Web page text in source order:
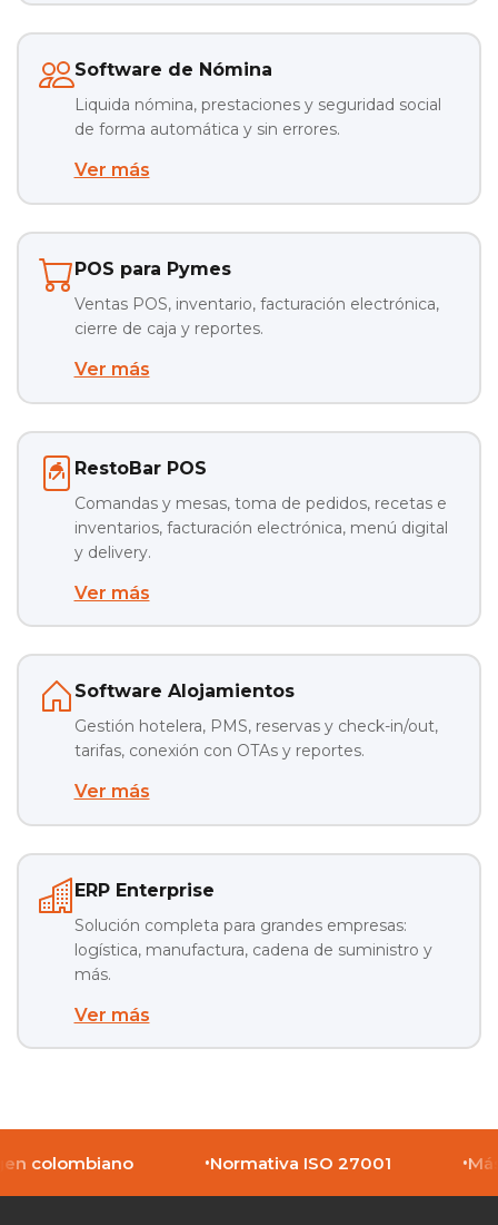
Software de Nómina
Liquida nómina, prestaciones y seguridad social
de forma automática y sin errores.
Ver más
POS para Pymes
Ventas POS, inventario, facturación electrónica,
cierre de caja y reportes.
Ver más
RestoBar POS
Comandas y mesas, toma de pedidos, recetas e
inventarios, facturación electrónica, menú digital
y delivery.
Ver más
Software Alojamientos
Gestión hotelera, PMS, reservas y check-in/out,
tarifas, conexión con OTAs y reportes.
Ver más
ERP Enterprise
Solución completa para grandes empresas:
logística, manufactura, cadena de suministro y
más.
Ver más
colombiano Normativa ISO 27001